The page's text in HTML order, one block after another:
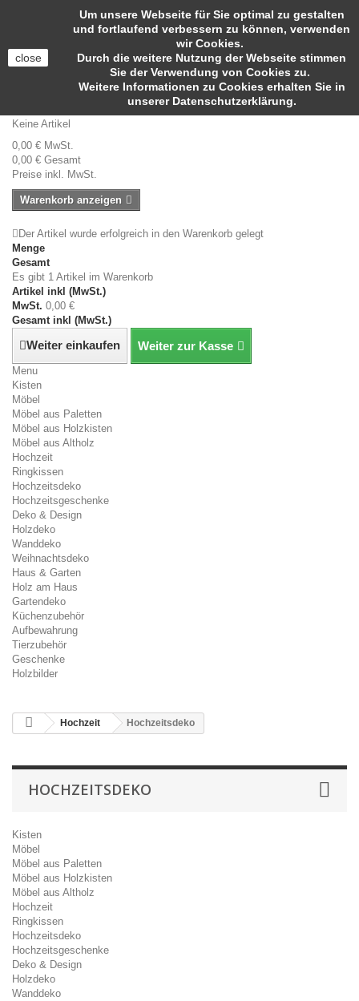
Keine Artikel
0,00 € MwSt.
0,00 € Gesamt
Preise inkl. MwSt.
Warenkorb anzeigen
Der Artikel wurde erfolgreich in den Warenkorb gelegt
Menge
Gesamt
Es gibt 1 Artikel im Warenkorb
Artikel inkl (MwSt.)
MwSt. 0,00 €
Gesamt inkl (MwSt.)
Weiter einkaufen Weiter zur Kasse
Menu
Kisten
Möbel
Möbel aus Paletten
Möbel aus Holzkisten
Möbel aus Altholz
Hochzeit
Ringkissen
Hochzeitsdeko
Hochzeitsgeschenke
Deko & Design
Holzdeko
Wanddeko
Weihnachtsdeko
Haus & Garten
Holz am Haus
Gartendeko
Küchenzubehör
Aufbewahrung
Tierzubehör
Geschenke
Holzbilder
Hochzeit Hochzeitsdeko
HOCHZEITSDEKO
Kisten
Möbel
Möbel aus Paletten
Möbel aus Holzkisten
Möbel aus Altholz
Hochzeit
Ringkissen
Hochzeitsdeko
Hochzeitsgeschenke
Deko & Design
Holzdeko
Wanddeko
close
Um unsere Webseite für Sie optimal zu gestalten
und fortlaufend verbessern zu können, verwenden
wir Cookies.
Durch die weitere Nutzung der Webseite stimmen
Sie der Verwendung von Cookies zu.
Weitere Informationen zu Cookies erhalten Sie in
unserer Datenschutzerklärung.